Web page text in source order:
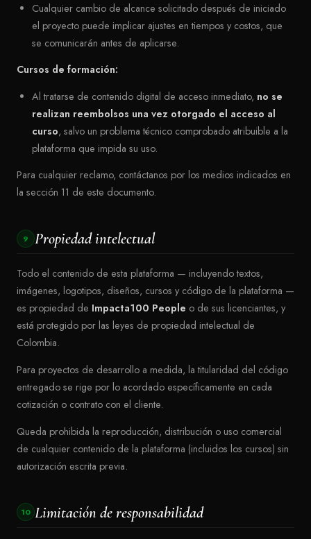
Cualquier cambio de alcance solicitado después de iniciado
el proyecto puede implicar ajustes en tiempos y costos, que
se comunicarán antes de aplicarse.
Cursos de formación:
Al tratarse de contenido digital de acceso inmediato, no se
realizan reembolsos una vez otorgado el acceso al
curso, salvo un problema técnico comprobado atribuible a la
plataforma que impida su uso.
Para cualquier reclamo, contáctanos por los medios indicados en
la sección 11 de este documento.
9 Propiedad intelectual
Todo el contenido de esta plataforma — incluyendo textos,
imágenes, logotipos, diseños, cursos y código de la plataforma —
es propiedad de Impacta100 People o de sus licenciantes, y
está protegido por las leyes de propiedad intelectual de
Colombia.
Para proyectos de desarrollo a medida, la titularidad del código
entregado se rige por lo acordado específicamente en cada
cotización o contrato con el cliente.
Queda prohibida la reproducción, distribución o uso comercial
de cualquier contenido de la plataforma (incluidos los cursos) sin
autorización escrita previa.
10 Limitación de responsabilidad